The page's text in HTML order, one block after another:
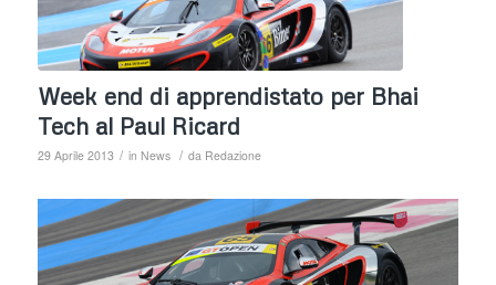
Week end di apprendistato per Bhai
Tech al Paul Ricard
29 Aprile 2013 / in News / da Redazione